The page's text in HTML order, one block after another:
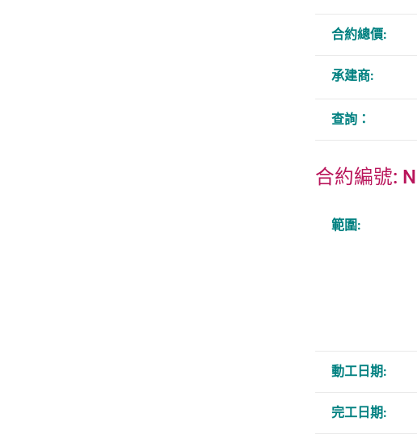
合約總價:
承建商:
查詢：
合約編號:
範圍:
動工日期:
完工日期: